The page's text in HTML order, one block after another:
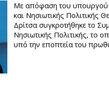
Με απόφαση του υπουργού
και Νησιωτικής Πολιτικής
Δρίτσα συγκροτήθηκε το
Νησιωτικής Πολιτικής, το
υπό την εποπτεία του